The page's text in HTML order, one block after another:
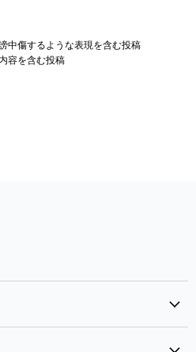
中傷するような表現を含む投稿
容を含む投稿